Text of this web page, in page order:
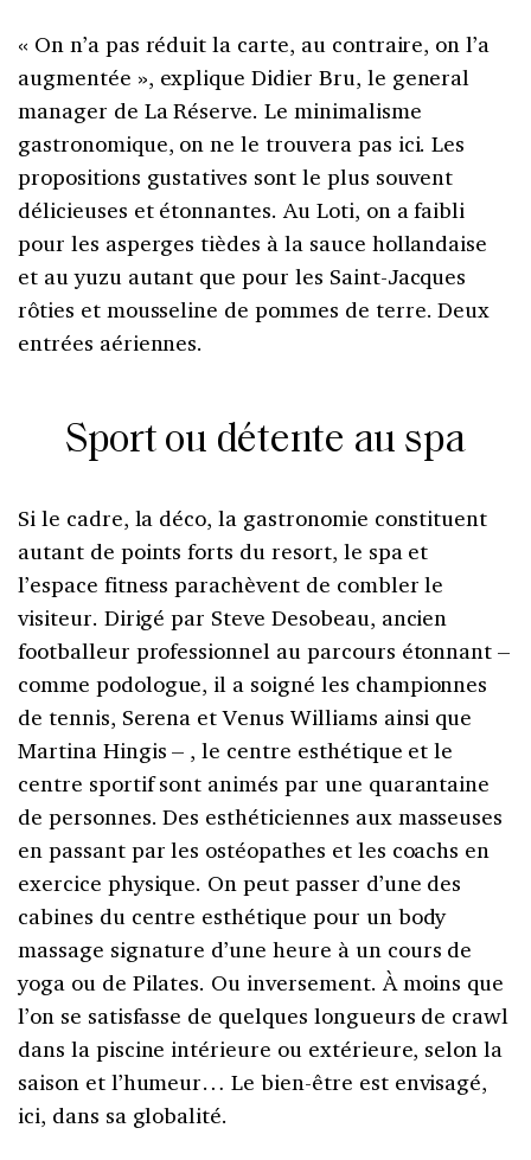
« On n’a pas réduit la carte, au contraire, on l’a
augmentée », explique Didier Bru, le general
manager de La Réserve. Le minimalisme
gastronomique, on ne le trouvera pas ici. Les
propositions gustatives sont le plus souvent
délicieuses et étonnantes. Au Loti, on a faibli
pour les asperges tièdes à la sauce hollandaise
et au yuzu autant que pour les Saint-Jacques
rôties et mousseline de pommes de terre. Deux
entrées aériennes.
Sport ou détente au spa
Si le cadre, la déco, la gastronomie constituent
autant de points forts du resort, le spa et
l’espace fitness parachèvent de combler le
visiteur. Dirigé par Steve Desobeau, ancien
footballeur professionnel au parcours étonnant –
comme podologue, il a soigné les championnes
de tennis, Serena et Venus Williams ainsi que
Martina Hingis – , le centre esthétique et le
centre sportif sont animés par une quarantaine
de personnes. Des esthéticiennes aux masseuses
en passant par les ostéopathes et les coachs en
exercice physique. On peut passer d’une des
cabines du centre esthétique pour un body
massage signature d’une heure à un cours de
yoga ou de Pilates. Ou inversement. À moins que
l’on se satisfasse de quelques longueurs de crawl
dans la piscine intérieure ou extérieure, selon la
saison et l’humeur… Le bien-être est envisagé,
ici, dans sa globalité.